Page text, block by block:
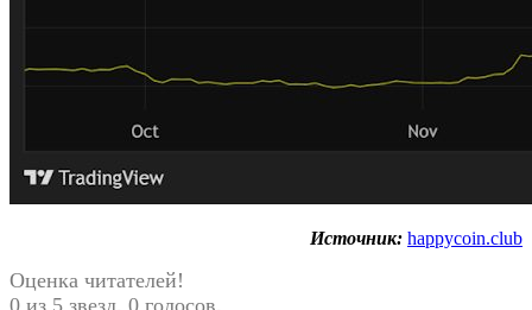
Источник: happycoin.club
Оценка читателей!
0 из 5 звезд. 0 голосов.